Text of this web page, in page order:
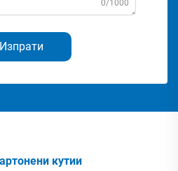
0/1000
Изпрати
кутии